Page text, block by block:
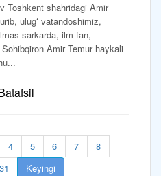
Toshkent shahridagi Amir
ulugʻ vatandoshimiz,
sarkarda, ilm-fan,
Amir Temur haykali
4 5 6 7
8
Keyingi